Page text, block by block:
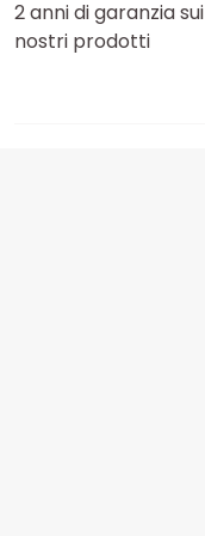
2 anni di garanzia sui
nostri prodotti